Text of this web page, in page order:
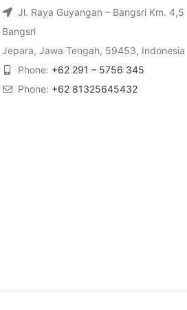
Jl. Raya Guyangan – Bangsri Km. 4,5
Bangsri
Jepara, Jawa Tengah, 59453, Indonesia
Phone: +62 291 – 5756 345
Phone: +62 81325645432